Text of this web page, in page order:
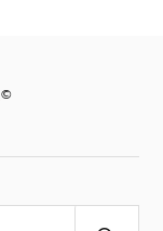
©